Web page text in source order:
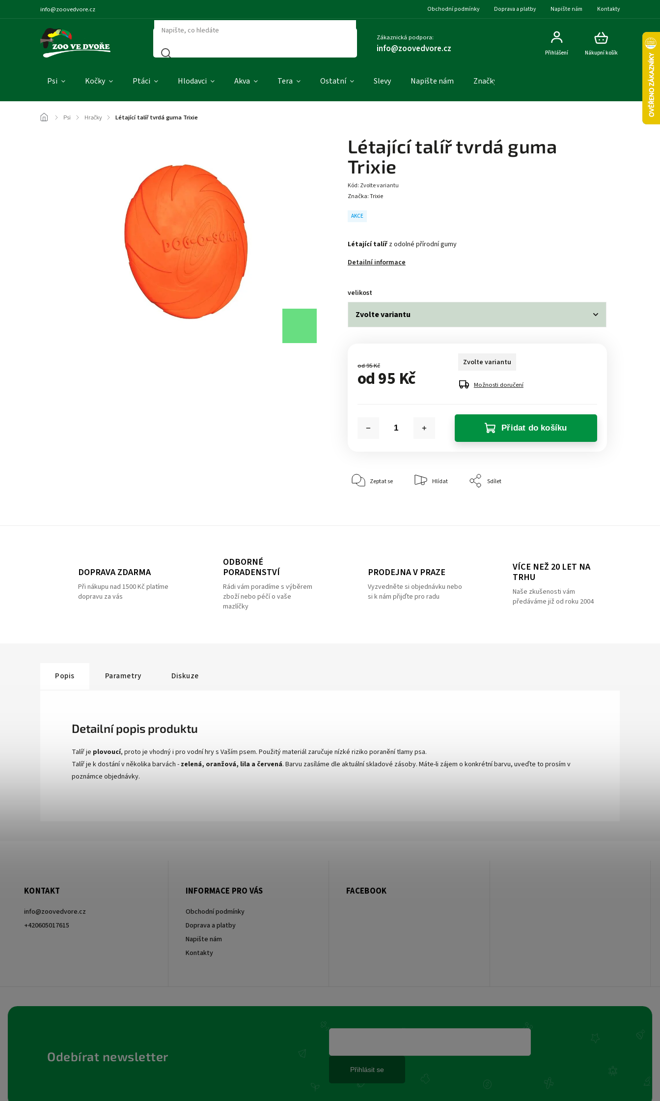
info@zoovedvore.cz Obchodní podmínky Doprava a platby Napište nám Kontakty
Zákaznická podpora:
info@zoovedvore.cz Nákupní košík
Přihlášení
Psi Kočky Ptáci Hlodavci Akva Tera Ostatní Slevy Napište nám Značky
/ Psi / Hračky / Létající talíř tvrdá guma Trixie
Létající talíř tvrdá guma
Trixie
Kód: Zvolte variantu
Létající talířz odolné přírodní gumy
Detailní informace
AKCE
Značka:Trixie
velikost
od 95 Kč
od95 Kč
Zvolte variantu
Možnosti doručení
Přidat do košíku
Zeptat se Hlídat Sdílet
DOPRAVA ZDARMA
Při nákupu nad 1500 Kč platíme
dopravu za vás
ODBORNÉ
PORADENSTVÍ
Rádi vám poradíme s výběrem
zboží nebo péčí o vaše
mazlíčky
PRODEJNA V PRAZE
Vyzvedněte si objednávku nebo
si k nám přijďte pro radu
VÍCE NEŽ 20 LET NA
TRHU
Naše zkušenosti vám
předáváme již od roku 2004
Popis Parametry Diskuze
Detailní popis produktu
Talíř je plovoucí, proto je vhodný i pro vodní hry s Vaším psem. Použitý materiál zaručuje nízké riziko poranění tlamy psa.
Talíř je k dostání v několika barvách - zelená, oranžová, lila a červená. Barvu zasíláme dle aktuální skladové zásoby. Máte-li zájem o konkrétní barvu, uveďte to prosím v
poznámce objednávky.
KONTAKT
info@zoovedvore.cz
+420605017615
INFORMACE PRO VÁS
Obchodní podmínky
Doprava a platby
Napište nám
Kontakty
Odebírat newsletter
Přihlásit se
FACEBOOK